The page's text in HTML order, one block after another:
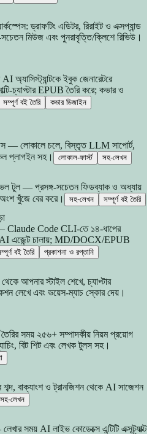
ড্রাফটিং এডিটর, রিরাইট ও এক্সপ্যান্ড
সচেতন মিউজ এবং পুনরাবৃত্তি/ক্লিশে রিভিউ।
অ্যাসিস্ট্যান্টকে ইবুক জেনারেটরে
চ্যাপ্টার EPUB তৈরি করে; কভার ও
সম্পূর্ণ বই তৈরি
কভার ডিজাইন
— লোকালে চলে, বিস্তৃত LLM সাপোর্ট,
প্লাগইন সহ।
লোকাল-ফার্স্ট সহ-লেখন
টুল — প্রসঙ্গ-সচেতন ফিডব্যাক ও অধ্যায়
খুঁজে বের করে।
সহ-লেখন সম্পূর্ণ বই তৈরি
Claude Code CLI-তে ১৪-ধাপের
AI এজেন্ট চালায়; MD/DOCX/EPUB
বই তৈরি প্রকাশনা ও রপ্তানি
থেকে আপনার স্টাইল শেখে, চ্যাপ্টার
লেখে এবং ভয়েস-ম্যাচ স্কোর দেয়।
সময় ২৫৬+ সম্পাদকীয় নিয়ম প্রয়োগ
বিট শিট এবং লেখক টুলস সহ।
শব্দ, বাক্যাংশ ও ট্রানজিশন থেকে AI সাজেশন
সহ-লেখন
সময় AI লাইভ কোডেক্সে এন্টিটি এক্সট্র্যাক্ট